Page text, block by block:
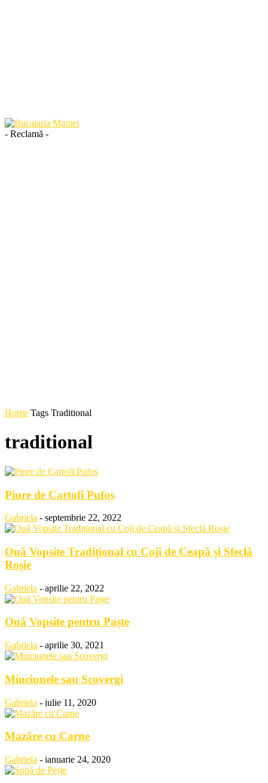
- Reclamă -
Home Tags Traditional
traditional
Piure de Cartofi Pufos
Gabriela - septembrie 22, 2022
Ouă Vopsite Tradițional cu Coji de Ceapă și Sfeclă
Roșie
Gabriela - aprilie 22, 2022
Ouă Vopsite pentru Paște
Gabriela - aprilie 30, 2021
Minciunele sau Scovergi
Gabriela - iulie 11, 2020
Mazăre cu Carne
Gabriela - ianuarie 24, 2020